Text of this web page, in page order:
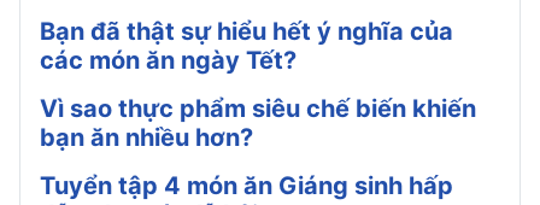
Bạn đã thật sự hiểu hết ý nghĩa của
các món ăn ngày Tết?
Vì sao thực phẩm siêu chế biến khiến
bạn ăn nhiều hơn?
Tuyển tập 4 món ăn Giáng sinh hấp